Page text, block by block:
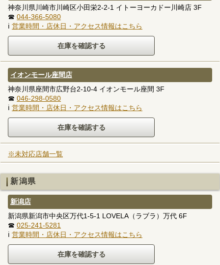
神奈川県川崎市川崎区小田栄2-2-1 イトーヨーカドー川崎店 3F
☎ 044-366-5080
ℹ 営業時間・店休日・アクセス情報はこちら
イオンモール座間店
神奈川県座間市広野台2-10-4 イオンモール座間 3F
☎ 046-298-0580
ℹ 営業時間・店休日・アクセス情報はこちら
※未対応店舗一覧
新潟県
新潟店
新潟県新潟市中央区万代1-5-1 LOVELA（ラブラ）万代 6F
☎ 025-241-5281
ℹ 営業時間・店休日・アクセス情報はこちら